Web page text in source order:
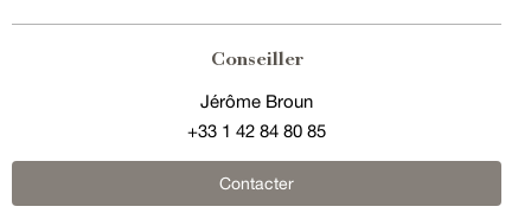
Conseiller
Jérôme Broun
+33 1 42 84 80 85
Contacter